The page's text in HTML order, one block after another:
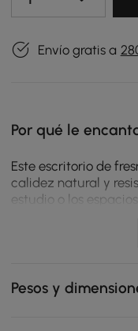
Envío gratis a
Por qué le
Este escritorio de
calidez natural y
estudio o los
permiten mantener
organizado,
ambiente cómodo y
Las patas de
estable y
Pesos y